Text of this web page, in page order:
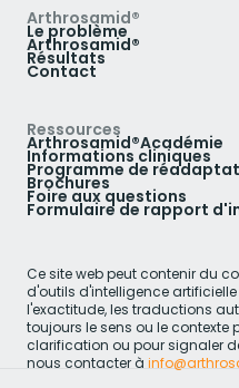
Arthrosamid®
Le problème
Arthrosamid®
Résultats
Contact
Ressources
Arthrosamid®Académie
Informations cliniques
Programme de
Brochures
Foire aux questions
Formulaire de rapport
Ce site web peut contenir du
d'outils d'intelligence
l'exactitude, les traductions
toujours le sens ou le contexte
clarification ou pour signaler
nous contacter à